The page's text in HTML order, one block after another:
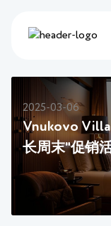
2025-03-06
Vnukovo
长周末"促销